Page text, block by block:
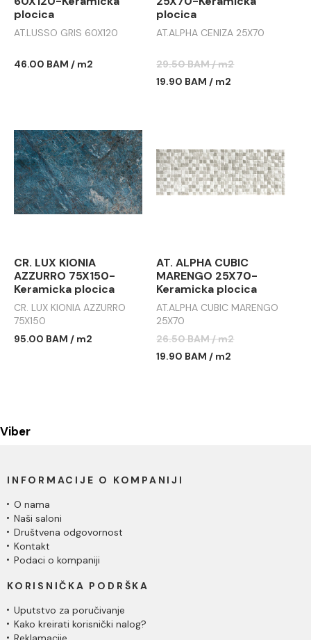
plocica
AT.LUSSO GRIS 60X120
46.00 BAM / m2
plocica
AT.ALPHA CENIZA 25X70
29.50 BAM / m2
19.90 BAM / m2
CR. LUX KIONIA
AZZURRO 75X150-
Keramicka plocica
CR. LUX KIONIA AZZURRO
75X150
95.00 BAM / m2
AT. ALPHA CUBIC
MARENGO 25X70-
Keramicka plocica
AT.ALPHA CUBIC MARENGO
25X70
26.50 BAM / m2
19.90 BAM / m2
Viber
INFORMACIJE O KOMPANIJI
O nama
Naši saloni
Društvena odgovornost
Kontakt
Podaci o kompaniji
KORISNIČKA PODRŠKA
Uputstvo za poručivanje
Kako kreirati korisnički nalog?